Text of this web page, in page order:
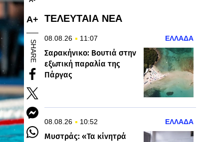
Α+
SHARE
ΤΕΛΕΥΤΑΙΑ ΝΕΑ
08.08.26 11:07 ΕΛΛΑΔΑ
Σαρακήνικο: Βουτιά στην
εξωτική παραλία της
Πάργας
08.08.26 10:52 ΕΛΛΑΔΑ
Μυστράς: «Τα κίνητρά